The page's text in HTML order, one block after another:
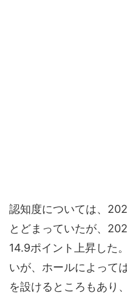
認知度については、
とどまっていたが、
14.9ポイント上昇した
いが、ホールによって
を設けるところもあり